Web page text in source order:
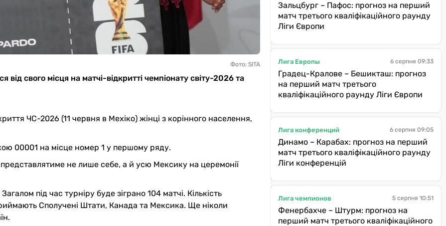
Фото: SITA
свого місця на матчі-відкритті чемпіонату світу-2026 та
ЧС-2026 (11 червня в Мехіко) жінці з корінного населення,
00001 на місце номер 1 у першому ряду.
не лише себе, а й усю Мексику на церемонії
під час турніру буде зіграно 104 матчі. Кількість
Сполучені Штати, Канада та Мексика. Ще ніколи
Зальцбург – Пафос: прогноз на перший
матч третього кваліфікаційного раунду
Ліги Європи
Лига Европы 6 серпня 09:33
Градец-Кралове – Бешикташ: прогноз
на перший матч третього
кваліфікаційного раунду Ліги Європи
Лига конференций 6 серпня 09:05
Динамо – Карабах: прогноз на перший
матч третього кваліфікаційного раунду
Ліги конференцій
Лига чемпионов 5 серпня 10:51
Фенербахче – Штурм: прогноз на
перший матч третього кваліфікаційного